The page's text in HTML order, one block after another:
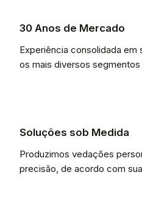
30 Anos de Mercado
Experiência consolidada
os mais diversos segmentos
Soluções sob Medida
Produzimos vedações
precisão, de acordo com